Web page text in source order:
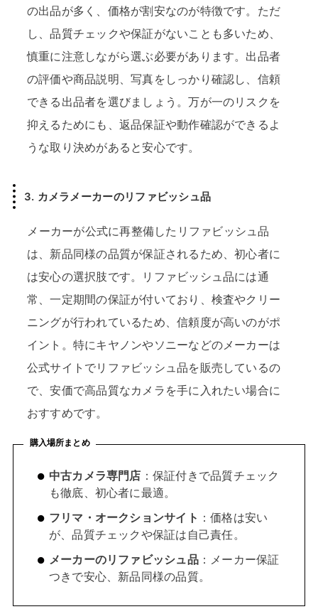
の出品が多く、価格が割安なのが特徴です。ただ
し、品質チェックや保証がないことも多いため、
慎重に注意しながら選ぶ必要があります。出品者
の評価や商品説明、写真をしっかり確認し、信頼
できる出品者を選びましょう。万が一のリスクを
抑えるためにも、返品保証や動作確認ができるよ
うな取り決めがあると安心です。
3. カメラメーカーのリファビッシュ品
メーカーが公式に再整備したリファビッシュ品
は、新品同様の品質が保証されるため、初心者に
は安心の選択肢です。リファビッシュ品には通
常、一定期間の保証が付いており、検査やクリー
ニングが行われているため、信頼度が高いのがポ
イント。特にキヤノンやソニーなどのメーカーは
公式サイトでリファビッシュ品を販売しているの
で、安価で高品質なカメラを手に入れたい場合に
おすすめです。
購入場所まとめ
中古カメラ専門店 ：保証付きで品質チェック
も徹底、初心者に最適。
フリマ・オークションサイト ：価格は安い
が、品質チェックや保証は自己責任。
メーカーのリファビッシュ品：メーカー保証
つきで安心、新品同様の品質。